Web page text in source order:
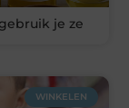
je ze
WINKELEN